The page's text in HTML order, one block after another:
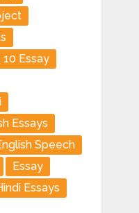
10 Essay
Essays
Speech
Essay
Essays